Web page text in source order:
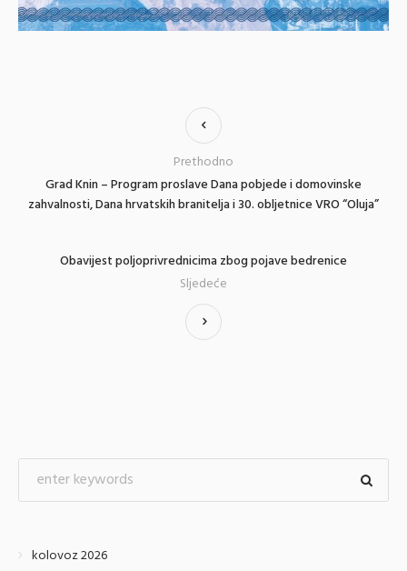
Grad Knin – Program proslave Dana pobjede i domovinske
zahvalnosti, Dana hrvatskih branitelja i 30. obljetnice VRO “Oluja”
Prethodno
Obavijest poljoprivrednicima zbog pojave bedrenice
Sljedeće
kolovoz 2026